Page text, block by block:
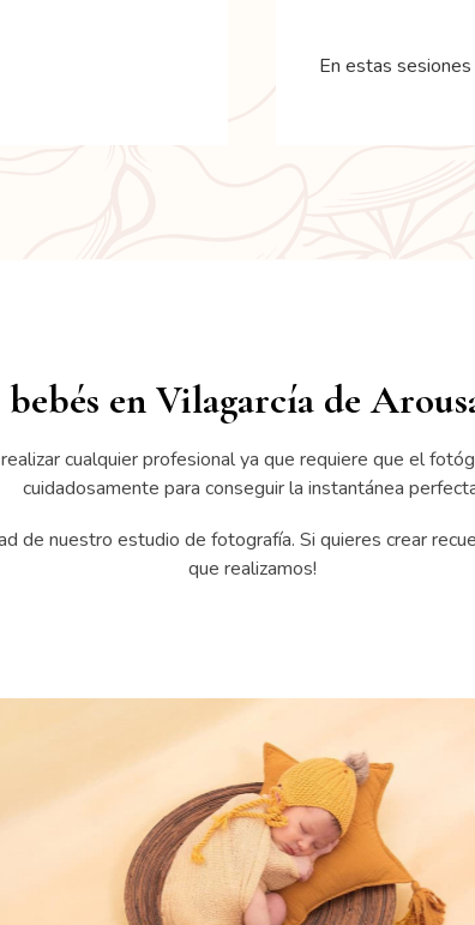
de
En estas
en Vilagarcía de
cualquier profesional ya que requiere que el
cuidadosamente para conseguir la instantánea
de nuestro estudio de fotografía. Si quieres crear
que realizamos!